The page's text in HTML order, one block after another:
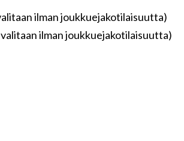
ilman joukkuejakotilaisuutta)
ilman joukkuejakotilaisuutta)